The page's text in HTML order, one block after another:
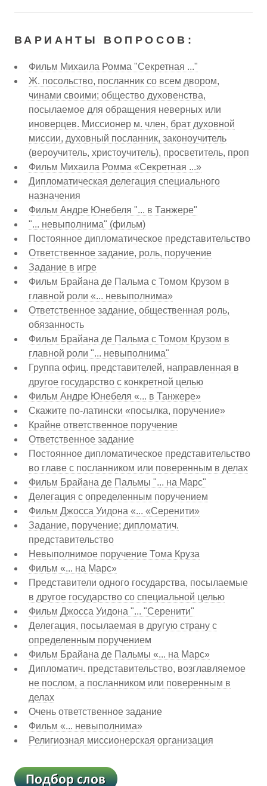
ВАРИАНТЫ ВОПРОСОВ:
Фильм Михаила Ромма "Секретная ..."
Ж. посольство, посланник со всем двором,
чинами своими; общество духовенства,
посылаемое для обращения неверных или
иноверцев. Миссионер м. член, брат духовной
миссии, духовный посланник, законоучитель
(вероучитель, христоучитель), просветитель, проп
Фильм Михаила Ромма «Секретная ...»
Дипломатическая делегация специального
назначения
Фильм Андре Юнебеля "... в Танжере"
"... невыполнима" (фильм)
Постоянное дипломатическое представительство
Ответственное задание, роль, поручение
Задание в игре
Фильм Брайана де Пальма с Томом Крузом в
главной роли «... невыполнима»
Ответственное задание, общественная роль,
обязанность
Фильм Брайана де Пальма с Томом Крузом в
главной роли "... невыполнима"
Группа офиц. представителей, направленная в
другое государство с конкретной целью
Фильм Андре Юнебеля «... в Танжере»
Скажите по-латински «посылка, поручение»
Крайне ответственное поручение
Ответственное задание
Постоянное дипломатическое представительство
во главе с посланником или поверенным в делах
Фильм Брайана де Пальмы "... на Марс"
Делегация с определенным поручением
Фильм Джосса Уидона «... «Серенити»
Задание, поручение; дипломатич.
представительство
Невыполнимое поручение Тома Круза
Фильм «... на Марс»
Представители одного государства, посылаемые
в другое государство со специальной целью
Фильм Джосса Уидона "... "Серенити"
Делегация, посылаемая в другую страну с
определенным поручением
Фильм Брайана де Пальмы «... на Марс»
Дипломатич. представительство, возглавляемое
не послом, а посланником или поверенным в
делах
Очень ответственное задание
Фильм «... невыполнима»
Религиозная миссионерская организация